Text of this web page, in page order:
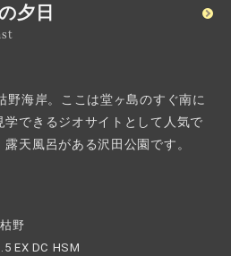
夕日
野海岸。ここは堂ヶ島のすぐ南に
できるジオサイトとして人気で
天風呂がある沢田公園です。
野
EX DC HSM